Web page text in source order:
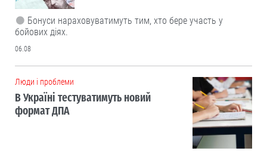
Бонуси нараховуватимуть тим, хто бере участь у
бойових діях.
06.08
Люди і проблеми
В Україні тестуватимуть новий
формат ДПА